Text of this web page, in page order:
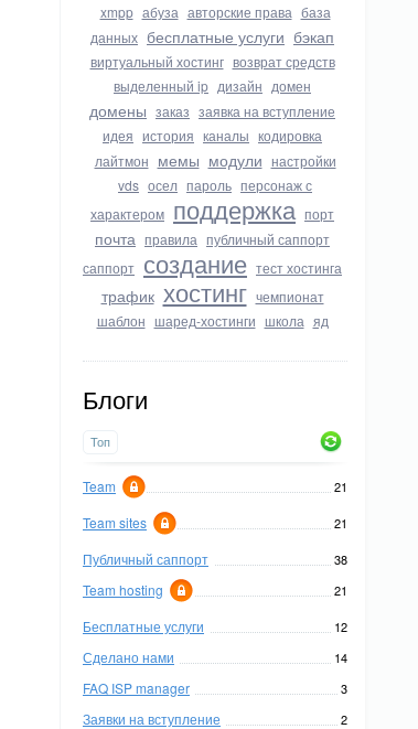
xmpp абуза авторские права база
данных бесплатные услуги бэкап
виртуальный хостинг возврат средств
выделенный ip дизайн домен
домены заказ заявка на вступление
идея история каналы кодировка
лайтмон мемы модули настройки
vds осел пароль персонаж с
характером поддержка порт
почта правила публичный саппорт
саппорт создание тест хостинга
трафик хостинг чемпионат
шаблон шаред-хостинги школа яд
Блоги
Топ
Team 21
Team sites 21
Публичный саппорт 38
Team hosting 21
Бесплатные услуги 12
Сделано нами 14
FAQ ISP manager 3
Заявки на вступление 2